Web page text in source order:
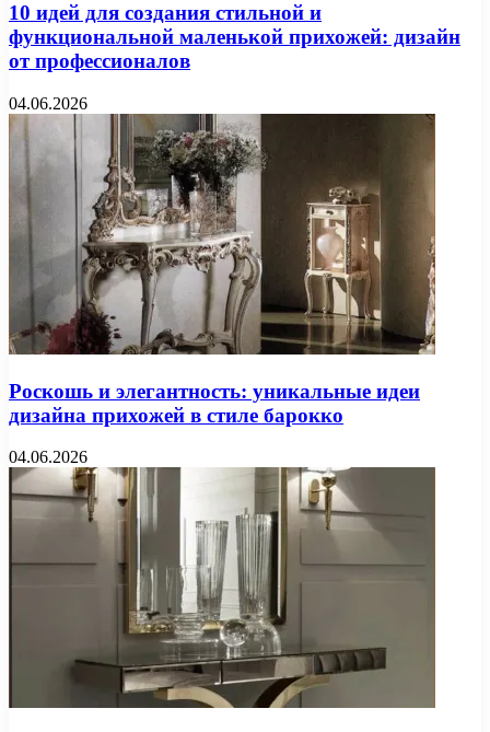
10 идей для создания стильной и
функциональной маленькой прихожей: дизайн
от профессионалов
04.06.2026
Роскошь и элегантность: уникальные идеи
дизайна прихожей в стиле барокко
04.06.2026